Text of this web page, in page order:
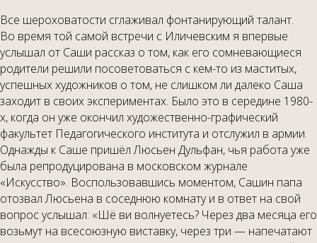
Все шероховатости сглаживал фонтанирующий талант.
Во время той самой встречи с Иличевским я впервые
услышал от Саши рассказ о том, как его сомневающиеся
родители решили посоветоваться с кем-то из маститых,
успешных художников о том, не слишком ли далеко Саша
заходит в своих экспериментах. Было это в середине 1980-
х, когда он уже окончил художественно-графический
факультет Педагогического института и отслужил в армии.
Однажды к Саше пришёл Люсьен Дульфан, чья работа уже
была репродуцирована в московском журнале
«Искусство». Воспользовавшись моментом, Сашин папа
отозвал Люсьена в соседнюю комнату и в ответ на свой
вопрос услышал: «Шё ви волнуетесь? Через два месяца его
возьмут на всесоюзную виставку, через три — напечатают